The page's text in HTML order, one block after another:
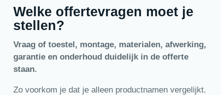
Welke offertevragen moet je
stellen?
Vraag of toestel, montage, materialen, afwerking,
garantie en onderhoud duidelijk in de offerte
staan.
Zo voorkom je dat je alleen productnamen vergelijkt.